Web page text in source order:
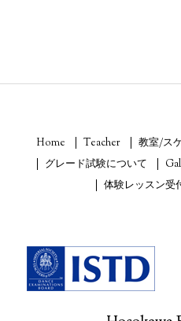
Home Teacher 教室/ス
グレード試験について
体験レッスン受